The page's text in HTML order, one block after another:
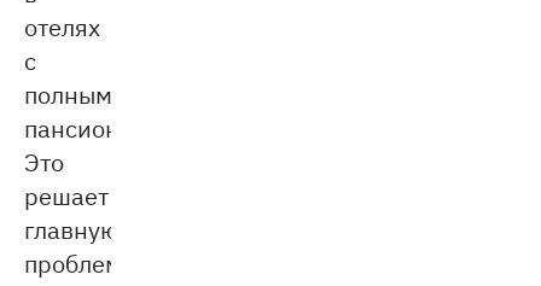
отелях
с
полным
пансионом.
Это
решает
главную
проблему